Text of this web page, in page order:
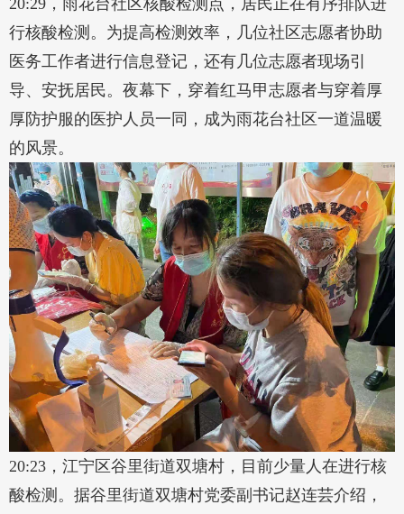
20:29，雨花台社区核酸检测点，居民正在有序排队进
行核酸检测。为提高检测效率，几位社区志愿者协助
医务工作者进行信息登记，还有几位志愿者现场引
导、安抚居民。夜幕下，穿着红马甲志愿者与穿着厚
厚防护服的医护人员一同，成为雨花台社区一道温暖
的风景。
20:23，江宁区谷里街道双塘村，目前少量人在进行核
酸检测。据谷里街道双塘村党委副书记赵连芸介绍，